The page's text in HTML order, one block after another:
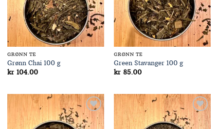
GRØNN TE
Grønn Chai 100 g
kr104.00
GRØNN TE
Green Stavanger 100 g
kr85.00
Add to
Wishlist
Add to
Wishlist